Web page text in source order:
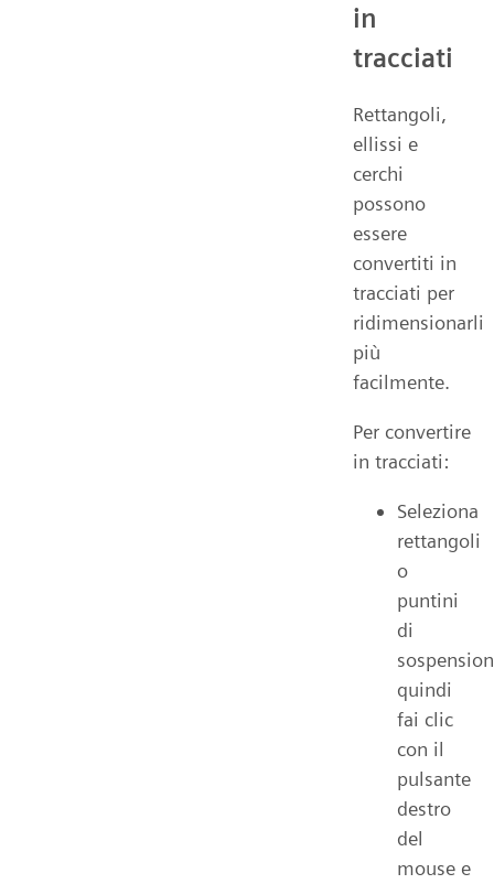
in
tracciati
Rettangoli,
ellissi e
cerchi
possono
essere
convertiti in
tracciati per
ridimensionarli
più
facilmente.
Per convertire
in tracciati:
Seleziona
rettangoli
o
puntini
di
quindi
fai clic
con il
pulsante
destro
del
mouse e